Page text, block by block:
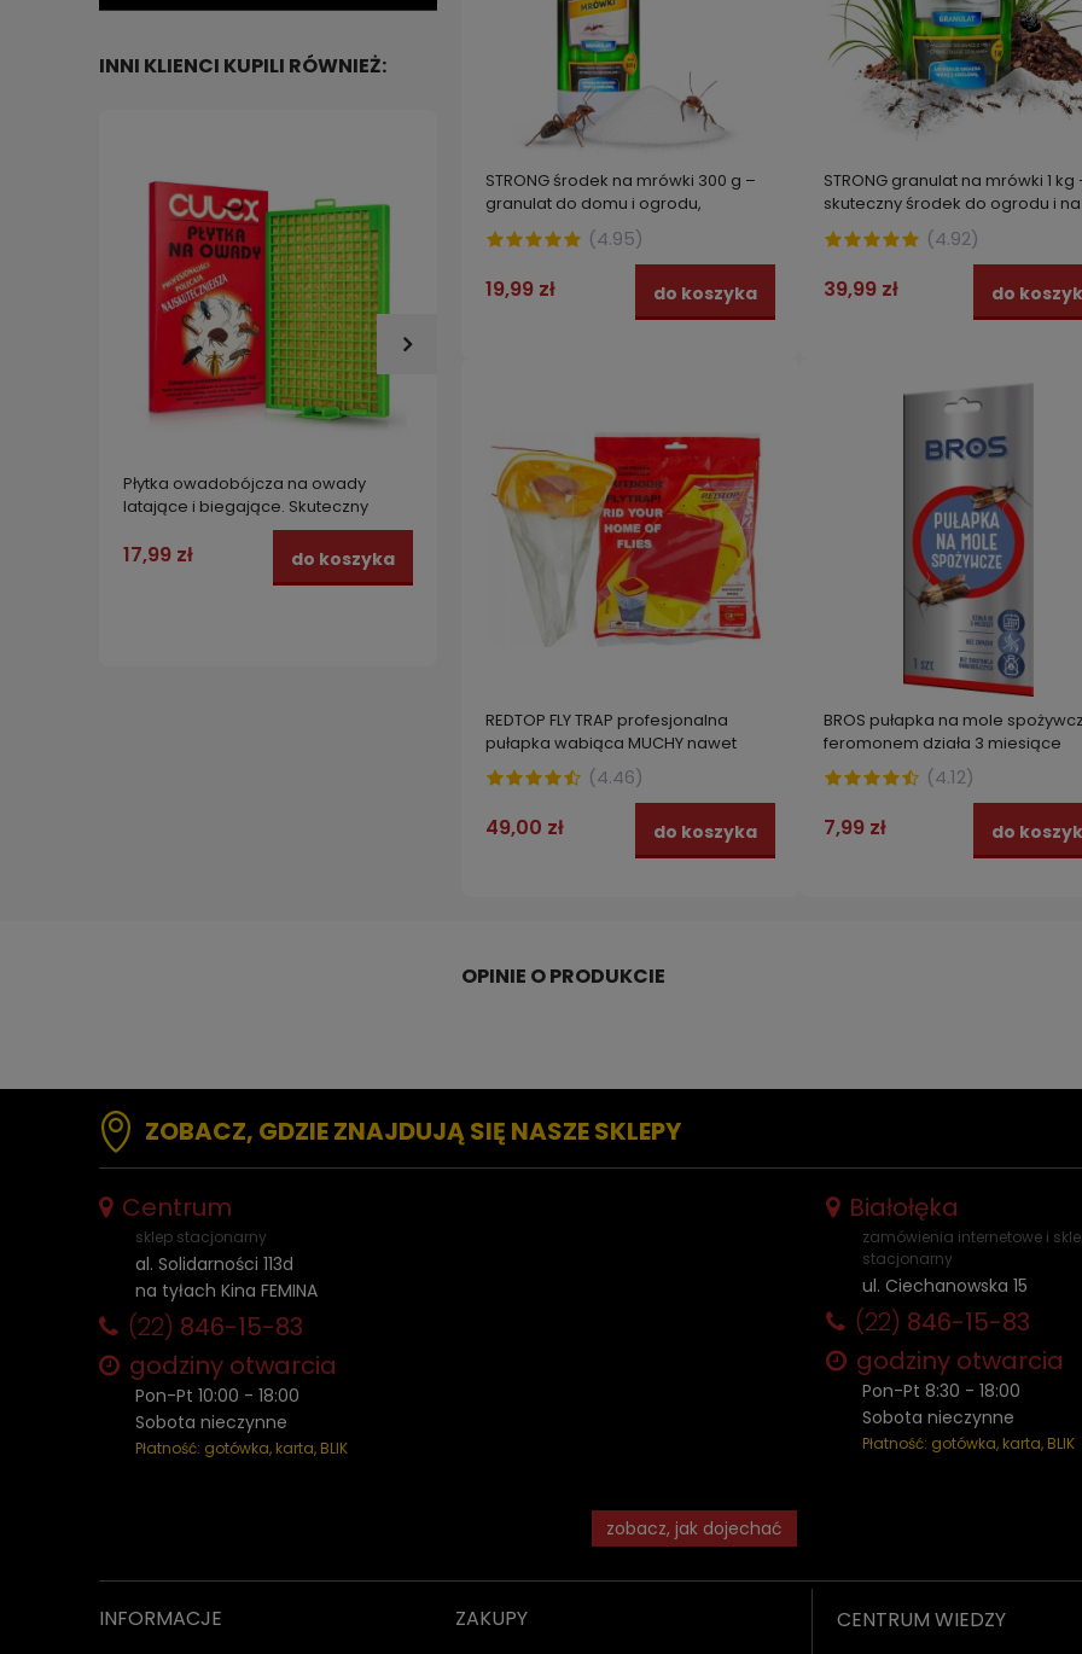
INNI KLIENCI KUPILI RÓWNIEŻ:
Płytka owadobójcza na owady
latające i biegające. Skuteczny
środek na muchy, meszki, komary,
mole, pchły, mrówki PŁYTKA NA
17,99 zł do koszyka
K-Othrine 2,5 Flow oprysk o szybkim
działaniu na KARALUCHY i MUCHY 1 l
do koszyka
Pułapka na OSY i MUCHY z
wabiącym BROS 200 ml
29,99 zł do
STRONG środek na mrówki 300 g –
granulat do domu i ogrodu,
skuteczna trutka na mrówki
(4.95)
19,99 zł do koszyka
STRONG granulat na mrówki 1 kg
skuteczny środek do ogrodu i na
posesję, trutka na mrówki
(4.92)
39,99 zł do
REDTOP FLY TRAP profesjonalna
pułapka wabiąca MUCHY nawet
20000 szt.
(4.46)
49,00 zł do koszyka
BROS pułapka na mole
feromonem działa 3 miesiące
(4.12)
7,99 zł do
ZOBACZ, GDZIE ZNAJDUJĄ SIĘ NASZE SKLEPY
Centrum
sklep stacjonarny
al. Solidarności 113d
na tyłach Kina FEMINA
(22) 846-15-83
godziny otwarcia
Pon-Pt 10:00 - 18:00
Sobota nieczynne
Płatność: gotówka, karta, BLIK
zobacz, jak dojechać
Białołęka
zamówienia internetowe i
stacjonarny
ul. Ciechanowska 15
(22) 846-15-83
godziny otwarcia
Pon-Pt 8:30 - 18:00
Sobota nieczynne
Płatność: gotówka, karta, BLIK
INFORMACJE ZAKUPY CENTRUM WIEDZY